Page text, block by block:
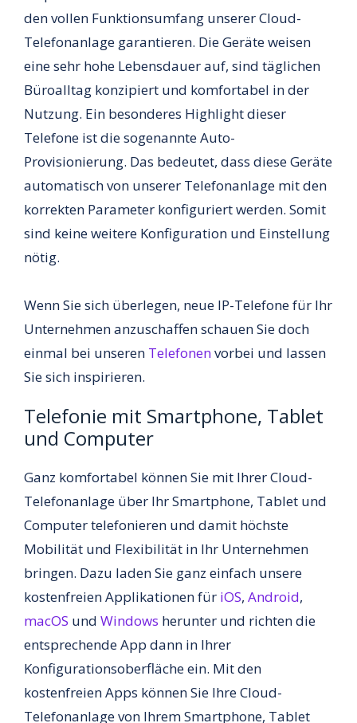
den vollen Funktionsumfang unserer Cloud-
Telefonanlage garantieren. Die Geräte weisen
eine sehr hohe Lebensdauer auf, sind täglichen
Büroalltag konzipiert und komfortabel in der
Nutzung. Ein besonderes Highlight dieser
Telefone ist die sogenannte Auto-
Provisionierung. Das bedeutet, dass diese Geräte
automatisch von unserer Telefonanlage mit den
korrekten Parameter konfiguriert werden. Somit
sind keine weitere Konfiguration und Einstellung
nötig.
Wenn Sie sich überlegen, neue IP-Telefone für Ihr
Unternehmen anzuschaffen schauen Sie doch
einmal bei unseren Telefonenvorbei und lassen
Sie sich inspirieren.
Telefonie mit Smartphone, Tablet
und Computer
Ganz komfortabel können Sie mit Ihrer Cloud-
Telefonanlage über Ihr Smartphone, Tablet und
Computer telefonieren und damit höchste
Mobilität und Flexibilität in Ihr Unternehmen
bringen. Dazu laden Sie ganz einfach unsere
kostenfreien Applikationen für iOS, Android,
macOS und Windows herunter und richten die
entsprechende App dann in Ihrer
Konfigurationsoberfläche ein. Mit den
kostenfreien Apps können Sie Ihre Cloud-
Telefonanlage von Ihrem Smartphone, Tablet